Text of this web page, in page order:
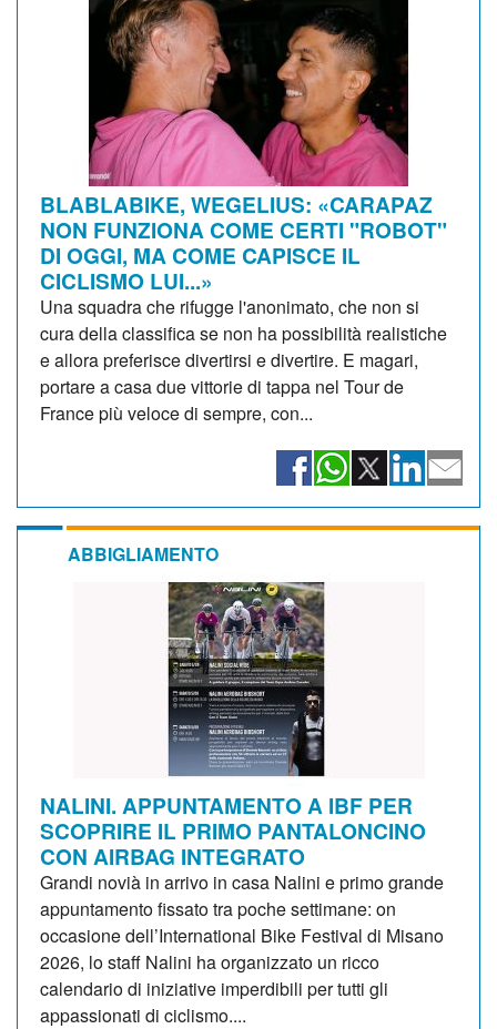
BLABLABIKE, WEGELIUS: «CARAPAZ
NON FUNZIONA COME CERTI "ROBOT"
DI OGGI, MA COME CAPISCE IL
CICLISMO LUI...»
Una squadra che rifugge l'anonimato, che non si
cura della classifica se non ha possibilità realistiche
e allora preferisce divertirsi e divertire. E magari,
portare a casa due vittorie di tappa nel Tour de
France più veloce di sempre, con...
ABBIGLIAMENTO
NALINI. APPUNTAMENTO A IBF PER
SCOPRIRE IL PRIMO PANTALONCINO
CON AIRBAG INTEGRATO
Grandi novià in arrivo in casa Nalini e primo grande
appuntamento fissato tra poche settimane: on
occasione dell’International Bike Festival di Misano
2026, lo staff Nalini ha organizzato un ricco
calendario di iniziative imperdibili per tutti gli
appassionati di ciclismo....